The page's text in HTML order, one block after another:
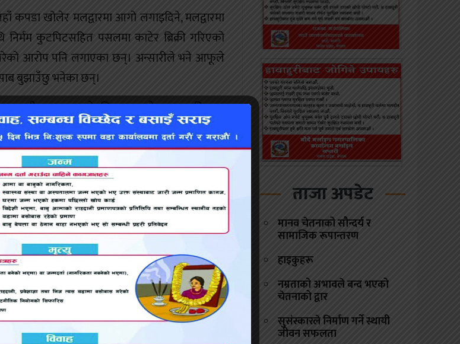
कपडा खोलेर मलद्वारमा आगो लगाइदिने, मलद्वारमा
कुटपिटसहित पसलमा काटेर ब्रिक्री गरिएको
आरोप पनि लगाएका छन्। अन्सारीले भने आफूले
बुझाउँछु भनेका छन्।
कम हुन थालेपछि सलामको पसलमा किराना
बुझ्दै आएका थिए। उनले साहुको घरमा चिया खाना
हत्या गरेको बताएका छन्। उनले भने, ‘मेरो दाजुको
जलाएछन्, अनुहारमा पनि चोटैचोट थियो।’
दिइएको छ। सँधै काममा पनि शारीरिक मानसिक
बजे नै साहुजीले बोाएको उनले बताइन्। अन्सारीलाई
ठिकै थियो। एक्सासी उहाँ अचेत भएको खबर
सकेनन्। अब हामी कसरी बाँच्नु?’
ताजा अपडेट
मानव चेतनाको सौन्दर्य र
सामाजिक रूपान्तरण
हाइकुहरू
नम्रताको अभावले बन्द भएको
चेतनाको द्वार
सुसंस्कारले निर्माण गर्ने स्थायी
जीवन सफलता